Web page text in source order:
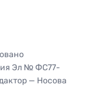
Эл № ФС77-
— Носова